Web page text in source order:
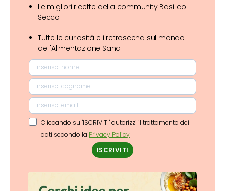
Le migliori ricette della community Basilico
Secco
Tutte le curiosità e i retroscena sul mondo
dell'Alimentazione Sana
Cliccando su "ISCRIVITI" autorizzi il trattamento dei
dati secondo la Privacy Policy
ISCRIVITI